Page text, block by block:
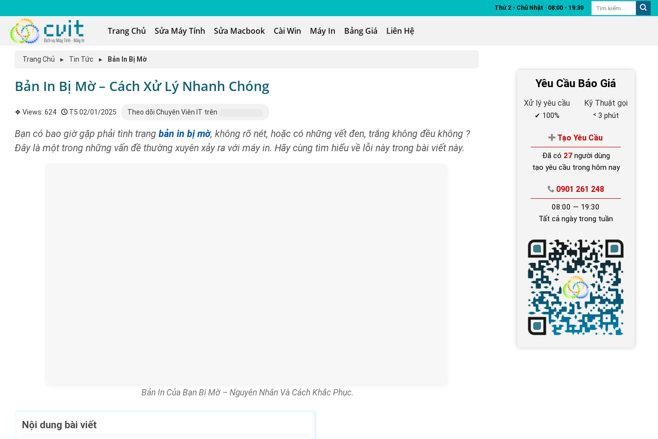
Thứ 2 - Chủ Nhật ‧ 08:00 - 19:30
Trang Chủ Sửa Máy Tính Sửa Macbook Cài Win Máy In Bảng Giá Liên Hệ
Trang Chủ ▸ Tin Tức ▸ Bản In Bị Mờ
Bản In Bị Mờ – Cách Xử Lý Nhanh Chóng
❖ Views: 624 T5 02/01/2025 Theo dõi Chuyên Viên IT trên
Bạn có bao giờ gặp phải tình trạng bản in bị mờ, không rõ nét, hoặc có những vết đen, trắng không đều không ?
Đây là một trong những vấn đề thường xuyên xảy ra với máy in. Hãy cùng tìm hiểu về lỗi này trong bài viết này.
Bản In Của Bạn Bị Mờ – Nguyên Nhân Và Cách Khắc Phục.
Nội dung bài viết
Yêu Cầu Báo Giá
Xử lý yêu cầu
✔ 100%
Kỹ Thuật gọi
˂ 3 phút
Tạo Yêu Cầu
Đã có 27người dùng
tạo yêu cầu trong hôm nay
0901 261 248
08:00 — 19:30
Tất cả ngày trong tuần